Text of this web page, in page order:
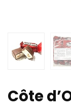
Côte